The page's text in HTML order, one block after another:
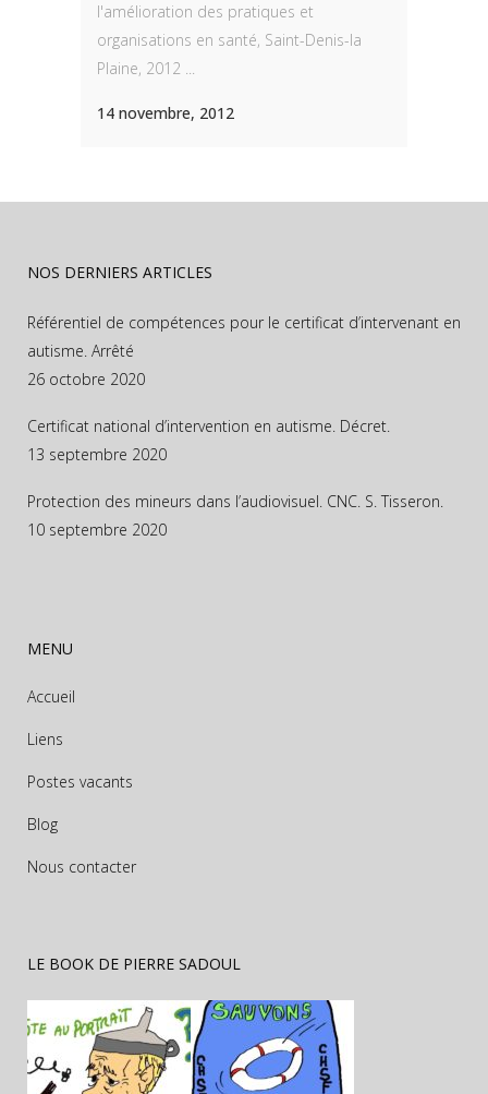
l'amélioration des pratiques et
organisations en santé, Saint-Denis-la
Plaine, 2012 ...
14 novembre, 2012
NOS DERNIERS ARTICLES
Référentiel de compétences pour le certificat d’intervenant en
autisme. Arrêté
26 octobre 2020
Certificat national d’intervention en autisme. Décret.
13 septembre 2020
Protection des mineurs dans l’audiovisuel. CNC. S. Tisseron.
10 septembre 2020
MENU
Accueil
Liens
Postes vacants
Blog
Nous contacter
LE BOOK DE PIERRE SADOUL